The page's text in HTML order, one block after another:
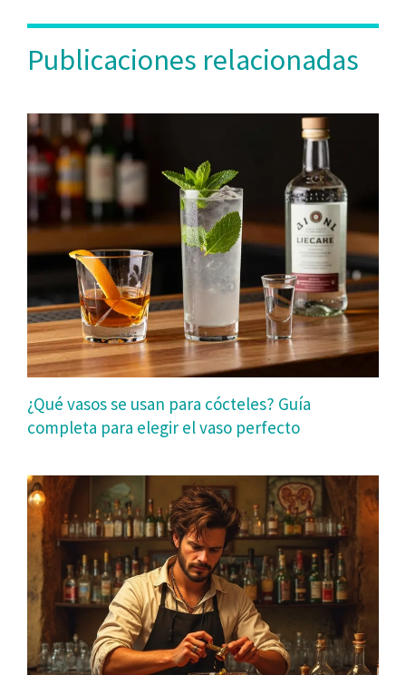
Publicaciones relacionadas
¿Qué vasos se usan para cócteles? Guía
completa para elegir el vaso perfecto